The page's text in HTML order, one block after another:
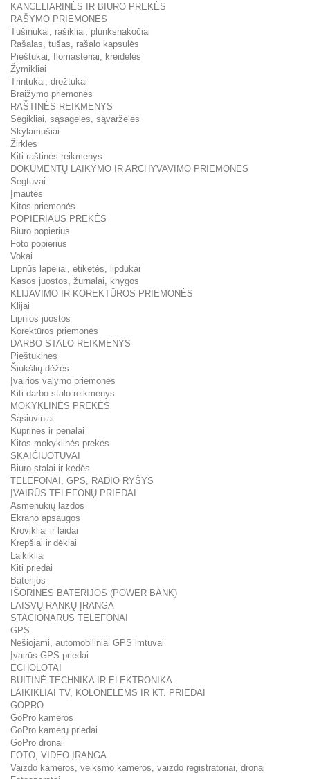
KANCELIARINĖS IR BIURO PREKĖS
RAŠYMO PRIEMONĖS
Tušinukai, rašikliai, plunksnakočiai
Rašalas, tušas, rašalo kapsulės
Pieštukai, flomasteriai, kreidelės
Žymikliai
Trintukai, drožtukai
Braižymo priemonės
RAŠTINĖS REIKMENYS
Segikliai, sąsagėlės, sąvaržėlės
Skylamušiai
Žirklės
Kiti raštinės reikmenys
DOKUMENTŲ LAIKYMO IR ARCHYVAVIMO PRIEMONĖS
Segtuvai
Įmautės
Kitos priemonės
POPIERIAUS PREKĖS
Biuro popierius
Foto popierius
Vokai
Lipnūs lapeliai, etiketės, lipdukai
Kasos juostos, žurnalai, knygos
KLIJAVIMO IR KOREKTŪROS PRIEMONĖS
Klijai
Lipnios juostos
Korektūros priemonės
DARBO STALO REIKMENYS
Pieštukinės
Šiukšlių dėžės
Įvairios valymo priemonės
Kiti darbo stalo reikmenys
MOKYKLINĖS PREKĖS
Sąsiuviniai
Kuprinės ir penalai
Kitos mokyklinės prekės
SKAIČIUOTUVAI
Biuro stalai ir kėdės
TELEFONAI, GPS, RADIO RYŠYS
ĮVAIRŪS TELEFONŲ PRIEDAI
Asmenukių lazdos
Ekrano apsaugos
Krovikliai ir laidai
Krepšiai ir dėklai
Laikikliai
Kiti priedai
Baterijos
IŠORINĖS BATERIJOS (POWER BANK)
LAISVŲ RANKŲ ĮRANGA
STACIONARŪS TELEFONAI
GPS
Nešiojami, automobiliniai GPS imtuvai
Įvairūs GPS priedai
ECHOLOTAI
BUITINĖ TECHNIKA IR ELEKTRONIKA
LAIKIKLIAI TV, KOLONĖLĖMS IR KT. PRIEDAI
GOPRO
GoPro kameros
GoPro kamerų priedai
GoPro dronai
FOTO, VIDEO ĮRANGA
Vaizdo kameros, veiksmo kameros, vaizdo registratoriai, dronai